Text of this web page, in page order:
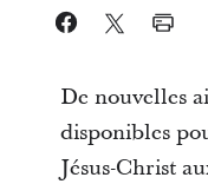
De nouvelles
disponibles
Jésus-Christ